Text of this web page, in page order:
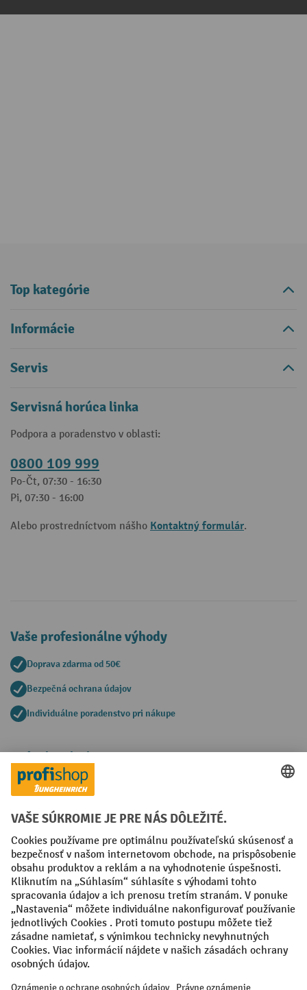
Top kategórie
Informácie
Servis
Servisná horúca linka
Podpora a poradenstvo v oblasti:
0800 109 999
Po-Čt, 07:30 - 16:30
Pi, 07:30 - 16:00
Alebo prostredníctvom nášho Kontaktný formulár.
Vaše profesionálne výhody
Doprava zdarma od 50€
Bezpečná ochrana údajov
Individuálne poradenstvo pri nákupe
Spôsoby platby
Creditcard (Master)Creditcard (Visa)
Faktúra Predplatba
Sociálne siete
Facebook
YouTube
LinkedIn
Nastavenia ochrany osobných údajov